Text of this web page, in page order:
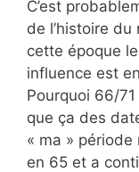
C’est
de l’histoire
cette époque
influence est
Pourquoi 66/
que ça des
« ma »
en 65 et a